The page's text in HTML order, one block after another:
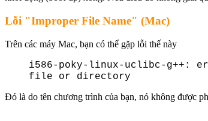
Lỗi "Improper File Name" (Mac)
Trên các máy Mac, bạn có thể gặp lỗi thế này
i586-poky-linux-uclibc-g++:
file or directory
Đó là do tên chương trình của bạn, nó không được